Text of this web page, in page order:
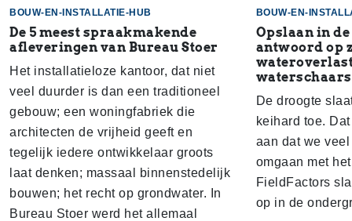
BOUW-EN-INSTALLATIE-HUB
De 5 meest spraakmakende
afleveringen van Bureau Stoer
Het installatieloze kantoor, dat niet
veel duurder is dan een traditioneel
gebouw; een woningfabriek die
architecten de vrijheid geeft en
tegelijk iedere ontwikkelaar groots
laat denken; massaal binnenstedelijk
bouwen; het recht op grondwater. In
Bureau Stoer werd het allemaal
BOUW-EN-
Opslaan in
antwoord op
De droogte
keihard toe.
aan dat we
omgaan met
FieldFactors
op in de